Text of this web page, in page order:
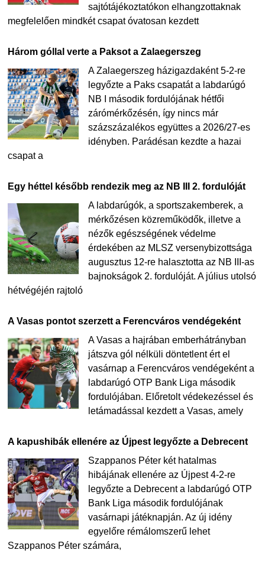
sajtótájékoztatókon elhangzottaknak
megfelelően mindkét csapat óvatosan kezdett
Három góllal verte a Paksot a Zalaegerszeg
A Zalaegerszeg házigazdaként 5-2-re
legyőzte a Paks csapatát a labdarúgó
NB I második fordulójának hétfői
zárómérkőzésén, így nincs már
százszázalékos együttes a 2026/27-es
idényben. Parádésan kezdte a hazai
csapat a
Egy héttel később rendezik meg az NB III 2. fordulóját
A labdarúgók, a sportszakemberek, a
mérkőzésen közreműködők, illetve a
nézők egészségének védelme
érdekében az MLSZ versenybizottsága
augusztus 12-re halasztotta az NB III-as
bajnokságok 2. fordulóját. A július utolsó
hétvégéjén rajtoló
A Vasas pontot szerzett a Ferencváros vendégeként
A Vasas a hajrában emberhátrányban
játszva gól nélküli döntetlent ért el
vasárnap a Ferencváros vendégeként a
labdarúgó OTP Bank Liga második
fordulójában. Előretolt védekezéssel és
letámadással kezdett a Vasas, amely
A kapushibák ellenére az Újpest legyőzte a Debrecent
Szappanos Péter két hatalmas
hibájának ellenére az Újpest 4-2-re
legyőzte a Debrecent a labdarúgó OTP
Bank Liga második fordulójának
vasárnapi játéknapján. Az új idény
egyelőre rémálomszerű lehet
Szappanos Péter számára,